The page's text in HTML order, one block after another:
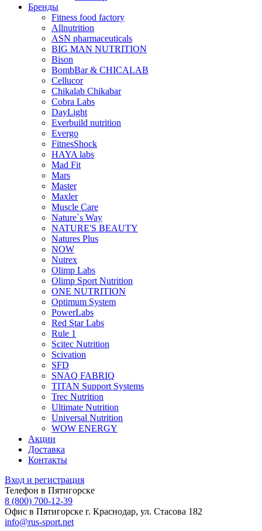
Бренды
Fitness food factory
Allnutrition
ASN pharmaceuticals
BIG MAN NUTRITION
Bison
BombBar & CHICALAB
Cellucor
Chikalab Chikabar
Cobra Labs
DayLight
Everbuild nutrition
Evergo
FitnesShock
HAYA labs
Mad Fit
Mars
Master
Maxler
Muscle Care
Nature`s Way
NATURE'S BEAUTY
Natures Plus
NOW
Nutrex
Olimp Labs
Olimp Sport Nutrition
ONE NUTRITION
Optimum System
PowerLabs
Red Star Labs
Rule 1
Scitec Nutrition
Scivation
SFD
SNAQ FABRIQ
TITAN Support Systems
Trec Nutrition
Ultimate Nutrition
Universal Nutrition
WOW ENERGY
Акции
Доставка
Контакты
Вход и регистрация
Телефон в Пятигорске
8 (800) 700-12-39
Офис в Пятигорске г. Краснодар, ул. Стасова 182
info@rus-sport.net